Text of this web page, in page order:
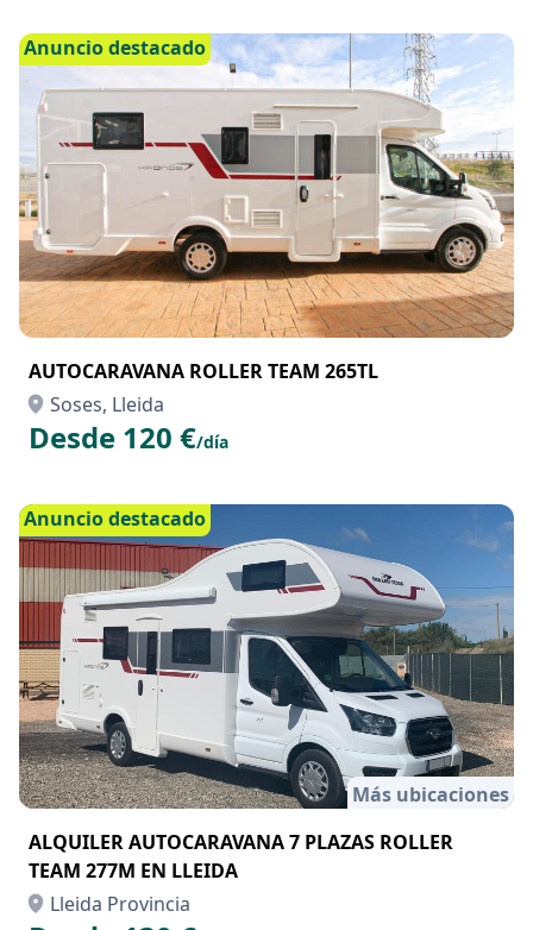
Anuncio destacado
AUTOCARAVANA ROLLER TEAM 265TL
Soses, Lleida
Desde 120 €/día
Anuncio destacado
Más ubicaciones
ALQUILER AUTOCARAVANA 7 PLAZAS ROLLER
TEAM 277M EN LLEIDA
Lleida Provincia